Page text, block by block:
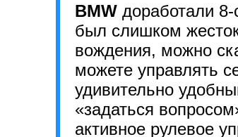
BMW доработали
был слишком
вождения, можно
можете управлять
удивительно
«задаться
активное рулевое